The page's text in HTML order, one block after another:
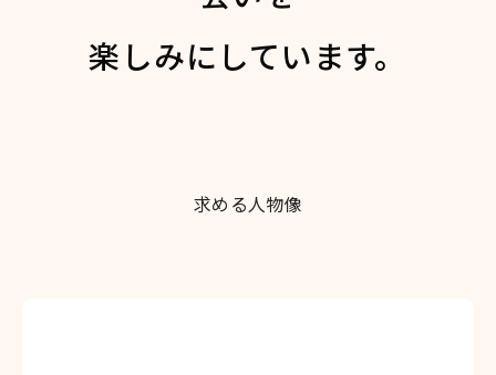
楽しみにしています。
求める人物像